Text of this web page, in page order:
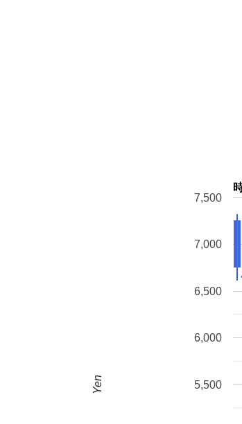
5,500
6,000
6,500
7,000
7,500
Yen